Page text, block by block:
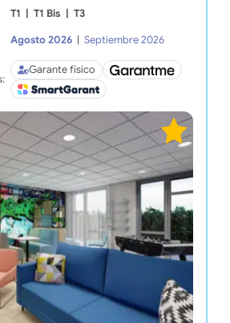
T1 T1 Bis T3
Agosto 2026 Septiembre 2026
Garante físico